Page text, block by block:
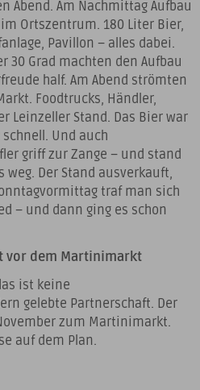
Abend. Am Nachmittag Aufbau
Ortszentrum. 180 Liter Bier,
Pavillon – alles dabei.
30 Grad machten den Aufbau
half. Am Abend strömten
Foodtrucks, Händler,
Leinzeller Stand. Das Bier war
Und auch
griff zur Zange – und stand
weg. Der Stand ausverkauft,
traf man sich
– und dann ging es schon
vor dem Martinimarkt
ist keine
gelebte Partnerschaft. Der
zum Martinimarkt.
auf dem Plan.